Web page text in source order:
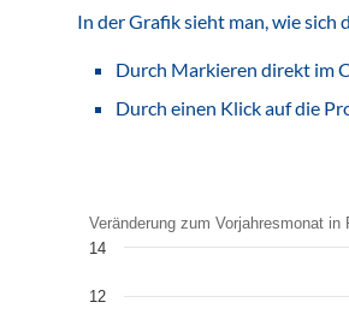
In der Grafik sieht man, wie
Durch Markieren direkt im
Durch einen Klick auf die
Chart
Veränderung zum
Veränderung zum Vorjahresmonat in
12
14